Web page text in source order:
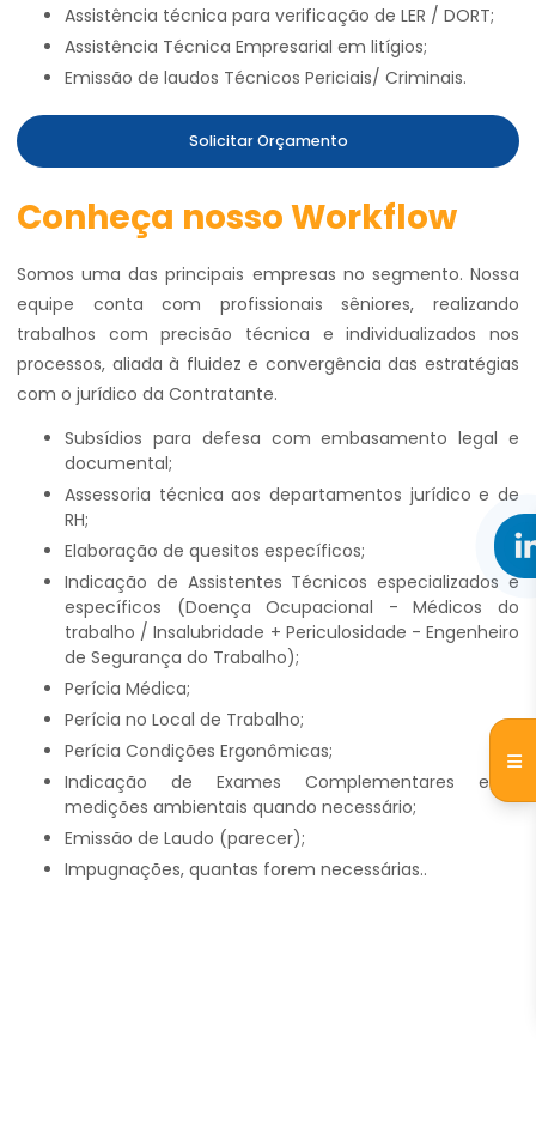
Assistência técnica para verificação de LER / DORT;
Assistência Técnica Empresarial em litígios;
Emissão de laudos Técnicos Periciais/ Criminais.
Solicitar Orçamento
Conheça nosso Workflow
Somos uma das principais empresas no segmento. Nossa
equipe conta com profissionais sêniores, realizando
trabalhos com precisão técnica e individualizados nos
processos, aliada à fluidez e convergência das estratégias
com o jurídico da Contratante.
Subsídios para defesa com embasamento legal e
documental;
Assessoria técnica aos departamentos jurídico e de
RH;
Elaboração de quesitos específicos;
Indicação de Assistentes Técnicos especializados e
específicos (Doença Ocupacional - Médicos do
trabalho / Insalubridade + Periculosidade - Engenheiro
de Segurança do Trabalho);
Perícia Médica;
Perícia no Local de Trabalho;
Perícia Condições Ergonômicas;
Indicação de Exames Complementares e/ou
medições ambientais quando necessário;
Emissão de Laudo (parecer);
Impugnações, quantas forem necessárias..